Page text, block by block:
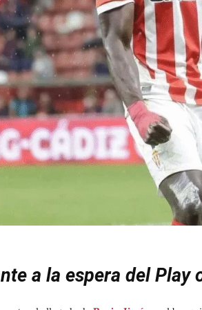
a la espera del Play